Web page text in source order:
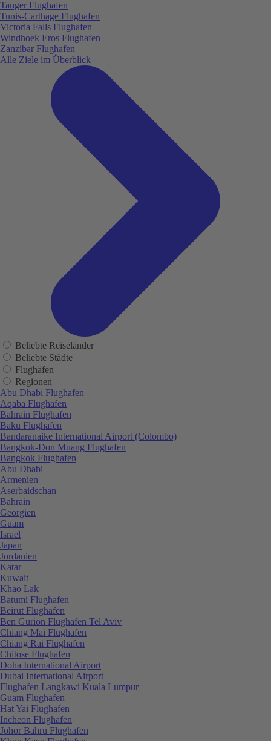
Tanger Flughafen
Tunis-Carthage Flughafen
Victoria Falls Flughafen
Windhoek Eros Flughafen
Zanzibar Flughafen
Alle Ziele im Überblick
Beliebte Reiseländer
Beliebte Städte
Flughäfen
Regionen
Abu Dhabi Flughafen
Aqaba Flughafen
Bahrain Flughafen
Baku Flughafen
Bandaranaike International Airport (Colombo)
Bangkok-Don Muang Flughafen
Bangkok Flughafen
Abu Dhabi
Armenien
Aserbaidschan
Bahrain
Georgien
Guam
Israel
Japan
Jordanien
Katar
Kuwait
Khao Lak
Batumi Flughafen
Beirut Flughafen
Ben Gurion Flughafen Tel Aviv
Chiang Mai Flughafen
Chiang Rai Flughafen
Chitose Flughafen
Doha International Airport
Dubai International Airport
Flughafen Langkawi Kuala Lumpur
Guam Flughafen
Hat Yai Flughafen
Incheon Flughafen
Johor Bahru Flughafen